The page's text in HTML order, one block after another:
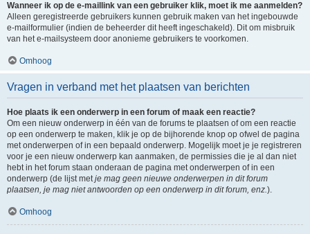
Wanneer ik op de e-maillink van een gebruiker klik, moet ik me aanmelden?
Alleen geregistreerde gebruikers kunnen gebruik maken van het ingebouwde
e-mailformulier (indien de beheerder dit heeft ingeschakeld). Dit om misbruik
van het e-mailsysteem door anonieme gebruikers te voorkomen.
Omhoog
Vragen in verband met het plaatsen van berichten
Hoe plaats ik een onderwerp in een forum of maak een reactie?
Om een nieuw onderwerp in één van de forums te plaatsen of om een reactie
op een onderwerp te maken, klik je op de bijhorende knop op ofwel de pagina
met onderwerpen of in een bepaald onderwerp. Mogelijk moet je je registreren
voor je een nieuw onderwerp kan aanmaken, de permissies die je al dan niet
hebt in het forum staan onderaan de pagina met onderwerpen of in een
onderwerp (de lijst metje mag geen nieuwe onderwerpen in dit forum
plaatsen, je mag niet antwoorden op een onderwerp in dit forum, enz.).
Omhoog